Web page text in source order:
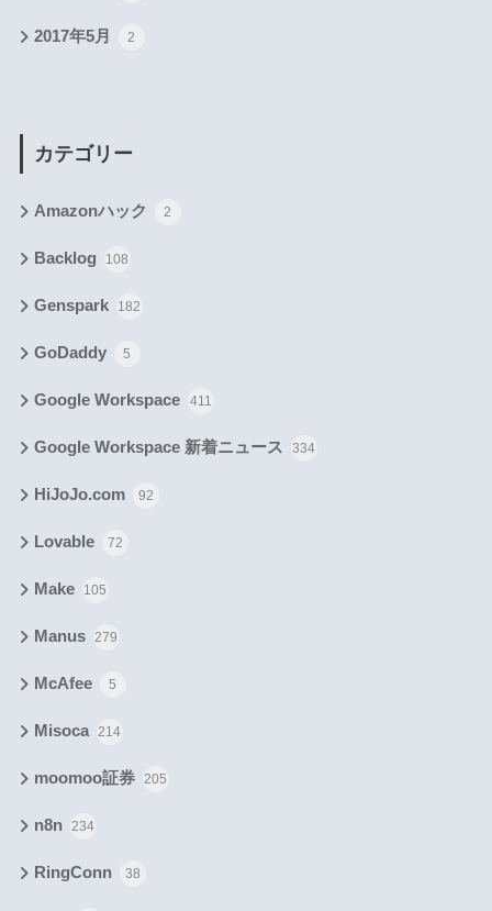
2017年5月 2
カテゴリー
Amazonハック 2
Backlog 108
Genspark 182
GoDaddy 5
Google Workspace 411
Google Workspace 新着ニュース 334
HiJoJo.com 92
Lovable 72
Make 105
Manus 279
McAfee 5
Misoca 214
moomoo証券 205
n8n 234
RingConn 38